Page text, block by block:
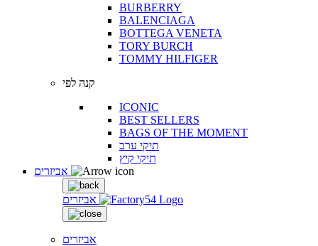
BURBERRY
BALENCIAGA
BOTTEGA VENETA
TORY BURCH
TOMMY HILFIGER
קנה לפי
ICONIC
BEST SELLERS
BAGS OF THE MOMENT
תיקי ערב
תיקי קיץ
אביזרים
אביזרים